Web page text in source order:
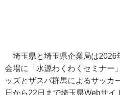
埼玉県と埼玉県企業局は2026
会場に「水源わくわくセミナー
ッズとザスパ群馬によるサッカ
日から22日まで埼玉県Webサイ